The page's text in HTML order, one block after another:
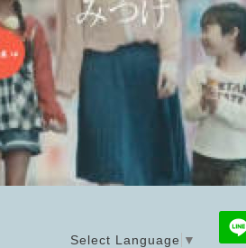
Select Language ▼